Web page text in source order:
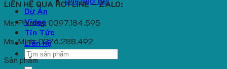
Dự Án
Video
Tin Tức
Liên hệ
Search
for:
LIÊN HỆ QUA HOTLINE – ZALO:
Ms. Phương: 0397.184.595
Ms. Minh: 0376.288.492
Sản phẩm